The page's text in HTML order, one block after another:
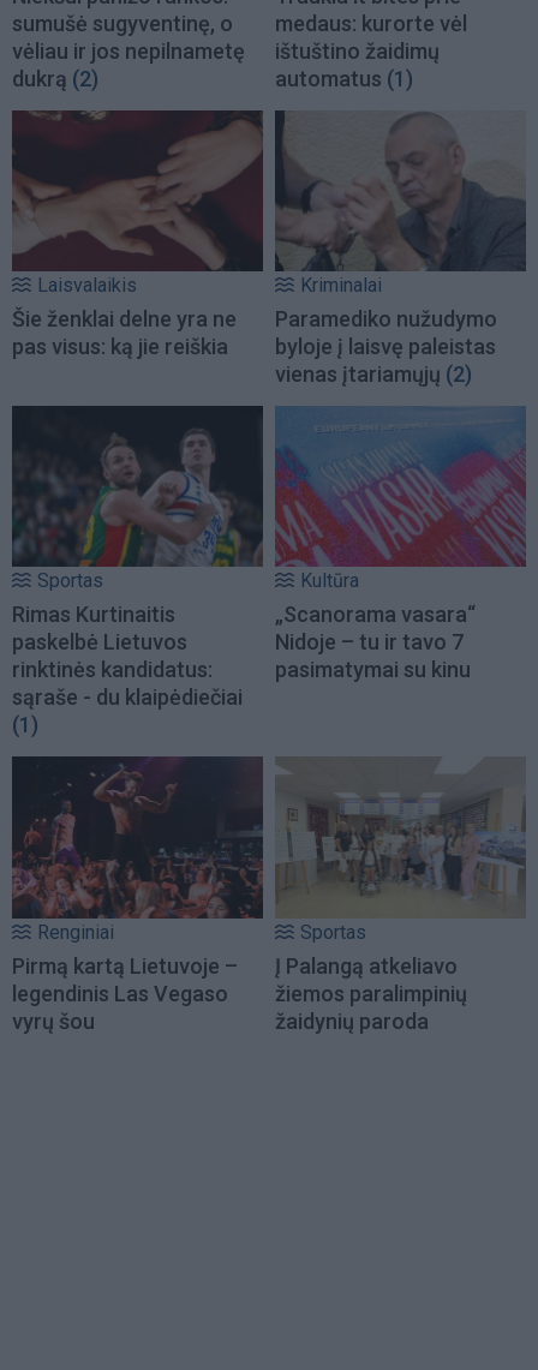
sumušė sugyventinę, o
vėliau ir jos nepilnametę
dukrą (2)
medaus: kurorte vėl
ištuštino žaidimų
automatus (1)
Laisvalaikis
Šie ženklai delne yra ne
pas visus: ką jie reiškia
Kriminalai
Paramediko nužudymo
byloje į laisvę paleistas
vienas įtariamųjų (2)
Sportas
Rimas Kurtinaitis
paskelbė Lietuvos
rinktinės kandidatus:
sąraše - du klaipėdiečiai
(1)
Kultūra
„Scanorama vasara“
Nidoje – tu ir tavo 7
pasimatymai su kinu
Renginiai
Pirmą kartą Lietuvoje –
legendinis Las Vegaso
vyrų šou
Sportas
Į Palangą atkeliavo
žiemos paralimpinių
žaidynių paroda